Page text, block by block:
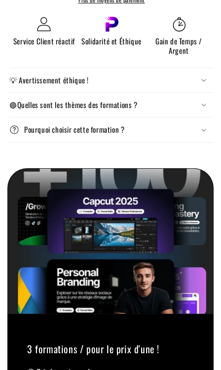
Service Client réactif Solidarité et Éthique
Gain de Temps /
Argent
💡 Avertissement éthique !
🟣Quelles sont les thèmes des formations ?
Pourquoi choisir cette formation ?
3 formations / pour le prix d'une !